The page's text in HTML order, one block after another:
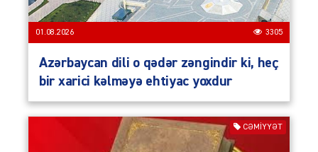
01.08.2026 3305
Azərbaycan dili o qədər zəngindir ki, heç
bir xarici kəlməyə ehtiyac yoxdur
CƏMIYYƏT